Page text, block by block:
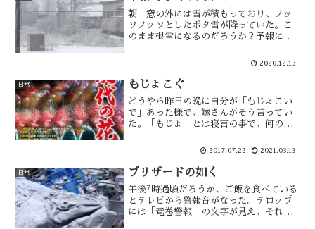
朝 窓の外には雪が積もっており、ノッ
ソノッソとしたボタ雪が降っていた。こ
のまま根雪になるのだろうか？予報によ
的な冬の到来を感じる。今の時期、秋田
のハタハタ漁が不漁で、今後寒気が入り
2020.12.13
日常 もじょこぐ
どうやら昨日の晩に自分が「もじょこい
で」あった様で、嫁さんがそう言ってい
た。「もじょ」とは寝言の事で、何の夢
言っていたのだろう。寝言という言葉
う。かつてクレーム処理をしていた当
2017.07.22 2021.03.13
日常 ブリザードの如く
午後7時過頃だろうか、ご飯を食べている
とテレビから警報音がなった。テロップ
には「竜巻警報」の文字が見え、それか